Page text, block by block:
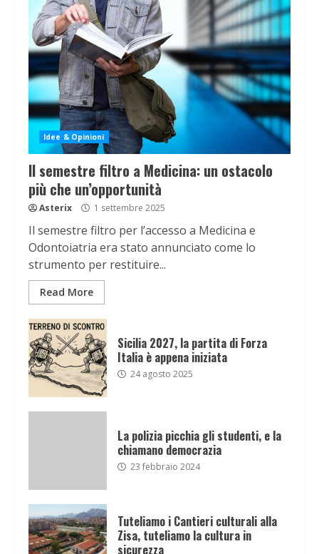
Idee & Opinioni
Il semestre filtro a Medicina: un ostacolo
più che un’opportunità
Asterix 1 settembre 2025
Il semestre filtro per l’accesso a Medicina e
Odontoiatria era stato annunciato come lo
strumento per restituire...
Read More
Sicilia 2027, la partita di Forza
Italia è appena iniziata
24 agosto 2025
La polizia picchia gli studenti, e la
chiamano democrazia
23 febbraio 2024
Tuteliamo i Cantieri culturali alla
Zisa, tuteliamo la cultura in
sicurezza